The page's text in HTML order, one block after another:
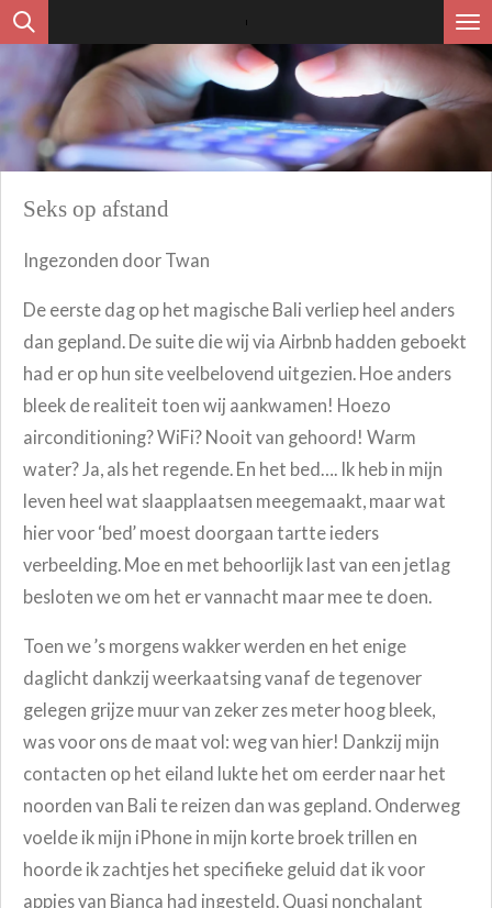
Ga
naar
de
hoofdinhoud
Seks op afstand
Ingezonden door Twan
De eerste dag op het magische Bali verliep heel anders
dan gepland. De suite die wij via Airbnb hadden geboekt
had er op hun site veelbelovend uitgezien. Hoe anders
bleek de realiteit toen wij aankwamen! Hoezo
airconditioning? WiFi? Nooit van gehoord! Warm
water? Ja, als het regende. En het bed…. Ik heb in mijn
leven heel wat slaapplaatsen meegemaakt, maar wat
hier voor ‘bed’ moest doorgaan tartte ieders
verbeelding. Moe en met behoorlijk last van een jetlag
besloten we om het er vannacht maar mee te doen.
Toen we ’s morgens wakker werden en het enige
daglicht dankzij weerkaatsing vanaf de tegenover
gelegen grijze muur van zeker zes meter hoog bleek,
was voor ons de maat vol: weg van hier! Dankzij mijn
contacten op het eiland lukte het om eerder naar het
noorden van Bali te reizen dan was gepland. Onderweg
voelde ik mijn iPhone in mijn korte broek trillen en
hoorde ik zachtjes het specifieke geluid dat ik voor
appjes van Bianca had ingesteld. Quasi nonchalant